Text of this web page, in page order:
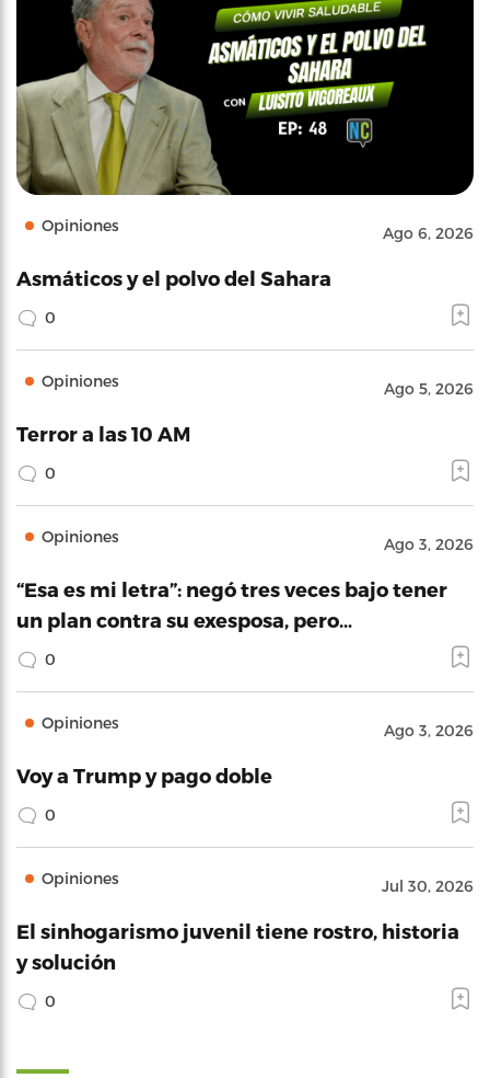
Opiniones Ago 6, 2026
Asmáticos y el polvo del Sahara
0
Opiniones Ago 5, 2026
Terror a las 10 AM
0
Opiniones Ago 3, 2026
“Esa es mi letra”: negó tres veces bajo tener
un plan contra su exesposa, pero…
0
Opiniones Ago 3, 2026
Voy a Trump y pago doble
0
Opiniones Jul 30, 2026
El sinhogarismo juvenil tiene rostro, historia
y solución
0